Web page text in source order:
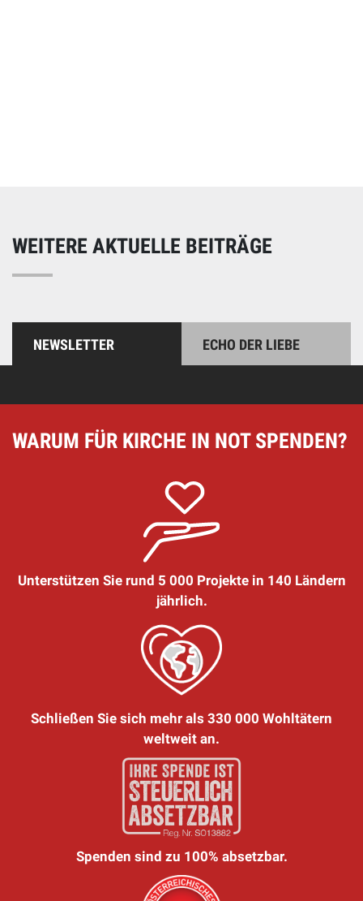
WEITERE AKTUELLE BEITRÄGE
NEWSLETTER ECHO DER LIEBE
WARUM FÜR KIRCHE IN NOT SPENDEN?
Unterstützen Sie rund 5 000 Projekte in 140 Ländern
jährlich.
Schließen Sie sich mehr als 330 000 Wohltätern
weltweit an.
Spenden sind zu 100% absetzbar.